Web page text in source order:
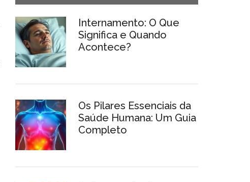
Internamento: O Que
Significa e Quando
Acontece?
Os Pilares Essenciais da
Saúde Humana: Um Guia
Completo